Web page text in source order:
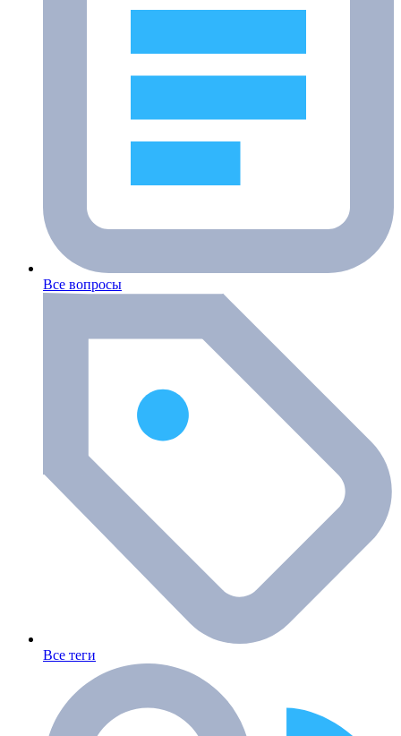
Все вопросы
Все теги